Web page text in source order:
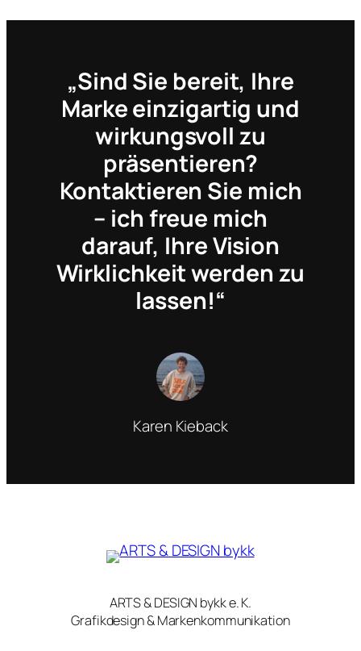
„Sind Sie bereit, Ihre
Marke einzigartig und
wirkungsvoll zu
präsentieren?
Kontaktieren Sie mich
– ich freue mich
darauf, Ihre Vision
Wirklichkeit werden zu
lassen!“
Karen Kieback
ARTS & DESIGN bykk e. K.
Grafikdesign & Markenkommunikation